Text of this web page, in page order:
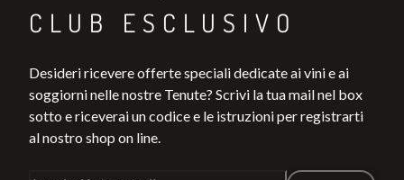
CLUB ESCLUSIVO
Desideri ricevere offerte speciali dedicate ai vini e ai
soggiorni nelle nostre Tenute? Scrivi la tua mail nel box
sotto e riceverai un codice e le istruzioni per registrarti
al nostro shop on line.